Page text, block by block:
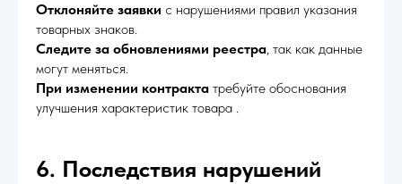
Отклоняйте заявки с нарушениями правил указания
товарных знаков.
Следите за обновлениями реестра, так как данные
могут меняться.
При изменении контракта требуйте обоснования
улучшения характеристик товара .
6. Последствия нарушений